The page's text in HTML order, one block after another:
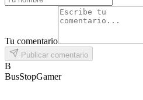
Tu comentario
Publicar comentario
B
BusStopGamer